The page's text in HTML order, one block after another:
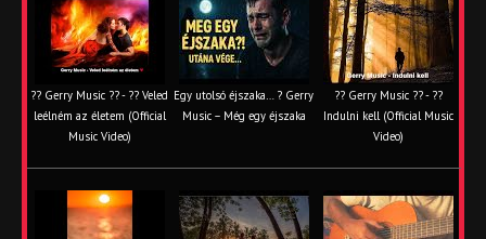
?? Gerry Music ?? - ?? Veled
leélném az életem (Official
Music Video)
Egy utolsó éjszaka… ? Gerry
Music – Még egy éjszaka
?? Gerry Music ?? - ??
Indulni kell (Official Music
Video)